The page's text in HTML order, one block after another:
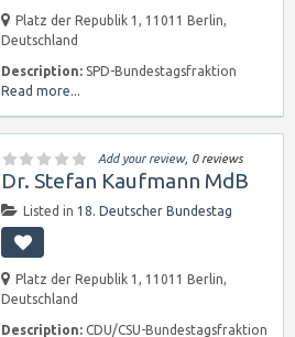
Platz der Republik 1, 11011 Berlin,
Deutschland
Description: SPD-Bundestagsfraktion
Read more...
Add your review, 0 reviews
Dr. Stefan Kaufmann MdB
Listed in 18. Deutscher Bundestag
Platz der Republik 1, 11011 Berlin,
Deutschland
Description: CDU/CSU-Bundestagsfraktion